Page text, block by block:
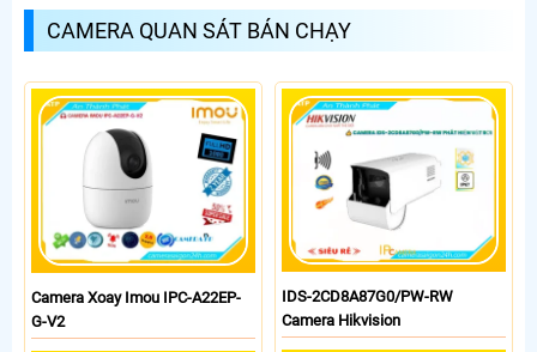
CAMERA QUAN SÁT BÁN CHẠY
Camera Xoay Imou IPC-A22EP-
G-V2
IDS-2CD8A87G0/PW-RW
Camera Hikvision